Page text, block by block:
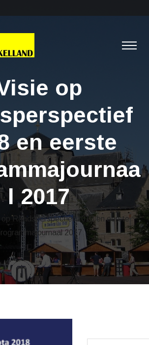
op
en eerste
l 2017
Raadsperspectief 2018 en eerste
2017